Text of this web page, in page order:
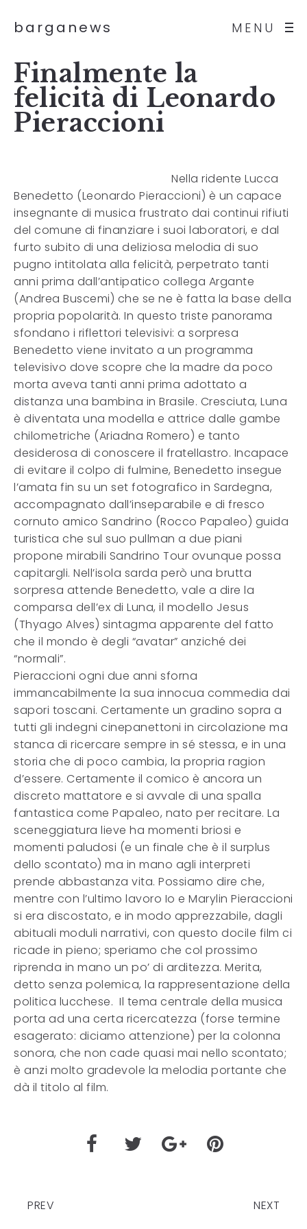
MENU
barganews
Finalmente la
felicità di Leonardo
Pieraccioni
Nella ridente Lucca
Benedetto (Leonardo Pieraccioni) è un capace
insegnante di musica frustrato dai continui rifiuti
del comune di finanziare i suoi laboratori, e dal
furto subito di una deliziosa melodia di suo
pugno intitolata alla felicità, perpetrato tanti
anni prima dall’antipatico collega Argante
(Andrea Buscemi) che se ne è fatta la base della
propria popolarità. In questo triste panorama
sfondano i riflettori televisivi: a sorpresa
Benedetto viene invitato a un programma
televisivo dove scopre che la madre da poco
morta aveva tanti anni prima adottato a
distanza una bambina in Brasile. Cresciuta, Luna
è diventata una modella e attrice dalle gambe
chilometriche (Ariadna Romero) e tanto
desiderosa di conoscere il fratellastro. Incapace
di evitare il colpo di fulmine, Benedetto insegue
l’amata fin su un set fotografico in Sardegna,
accompagnato dall’inseparabile e di fresco
cornuto amico Sandrino (Rocco Papaleo) guida
turistica che sul suo pullman a due piani
propone mirabili Sandrino Tour ovunque possa
capitargli. Nell’isola sarda però una brutta
sorpresa attende Benedetto, vale a dire la
comparsa dell’ex di Luna, il modello Jesus
(Thyago Alves) sintagma apparente del fatto
che il mondo è degli “avatar” anziché dei
“normali”.
Pieraccioni ogni due anni sforna
immancabilmente la sua innocua commedia dai
sapori toscani. Certamente un gradino sopra a
tutti gli indegni cinepanettoni in circolazione ma
stanca di ricercare sempre in sé stessa, e in una
storia che di poco cambia, la propria ragion
d’essere. Certamente il comico è ancora un
discreto mattatore e si avvale di una spalla
fantastica come Papaleo, nato per recitare. La
sceneggiatura lieve ha momenti briosi e
momenti paludosi (e un finale che è il surplus
dello scontato) ma in mano agli interpreti
prende abbastanza vita. Possiamo dire che,
mentre con l’ultimo lavoro Io e Marylin Pieraccioni
si era discostato, e in modo apprezzabile, dagli
abituali moduli narrativi, con questo docile film ci
ricade in pieno; speriamo che col prossimo
riprenda in mano un po’ di arditezza. Merita,
detto senza polemica, la rappresentazione della
politica lucchese. Il tema centrale della musica
porta ad una certa ricercatezza (forse termine
esagerato: diciamo attenzione) per la colonna
sonora, che non cade quasi mai nello scontato;
è anzi molto gradevole la melodia portante che
dà il titolo al film.
PREV NEXT